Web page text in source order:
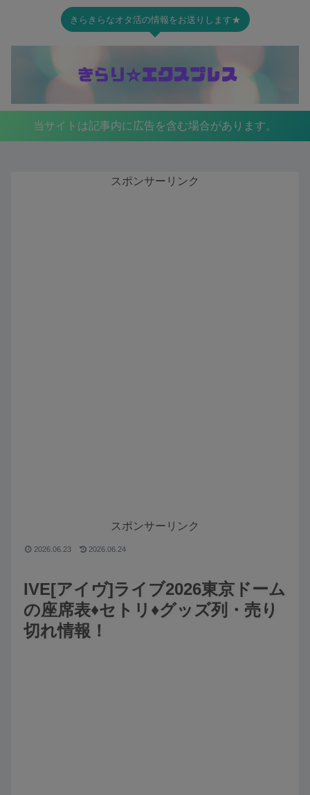
きらきらなオタ活の情報をお送りします★
当サイトは記事内に広告を含む場合があります。
スポンサーリンク
IVE[アイヴ]ライブ2026東京ドーム
の座席表♦️セトリ♦️グッズ列・売り
切れ情報！
スポンサーリンク
2026.06.23 2026.06.24